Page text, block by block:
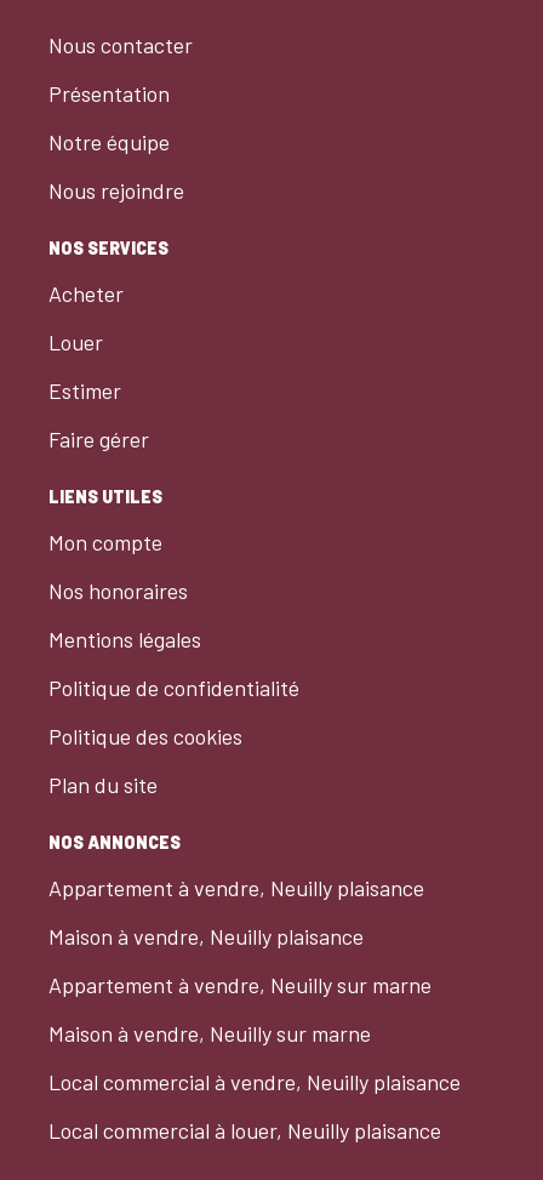
Nous contacter
Présentation
Notre équipe
Nous rejoindre
NOS SERVICES
Acheter
Louer
Estimer
Faire gérer
LIENS UTILES
Mon compte
Nos honoraires
Mentions légales
Politique de confidentialité
Politique des cookies
Plan du site
NOS ANNONCES
Appartement à vendre, Neuilly plaisance
Maison à vendre, Neuilly plaisance
Appartement à vendre, Neuilly sur marne
Maison à vendre, Neuilly sur marne
Local commercial à vendre, Neuilly plaisance
Local commercial à louer, Neuilly plaisance